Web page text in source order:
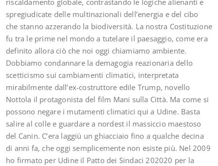
riscaldamento globale, contrastando le logiche alienanti e
spregiudicate delle multinazionali dell’energia e del cibo
che stanno azzerando la biodiversità. La nostra Costituzione
fu tra le prime nel mondo a tutelare il paesaggio, come era
definito allora ciò che noi oggi chiamiamo ambiente.
Dobbiamo condannare la demagogia reazionaria dello
scetticismo sui cambiamenti climatici, interpretata
mirabilmente dall’ex-costruttore edile Trump, novello
Nottola il protagonista del film Mani sulla Città. Ma come si
possono negare i mutamenti climatici qui a Udine. Basta
salire al colle e guardare a nordest il massiccio maestoso
del Canin. C’era laggiù un ghiacciaio fino a qualche decina
di anni fa, che oggi semplicemente non esiste più. Nel 2009
ho firmato per Udine il Patto dei Sindaci 202020 per la